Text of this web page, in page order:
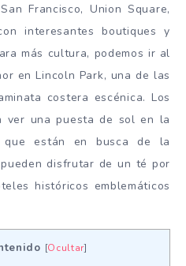
Francisco, Union Square,
interesantes boutiques y
más cultura, podemos ir al
en Lincoln Park, una de las
costera escénica. Los
ver una puesta de sol en la
están en busca de la
disfrutar de un té por
históricos emblemáticos
[Ocultar]